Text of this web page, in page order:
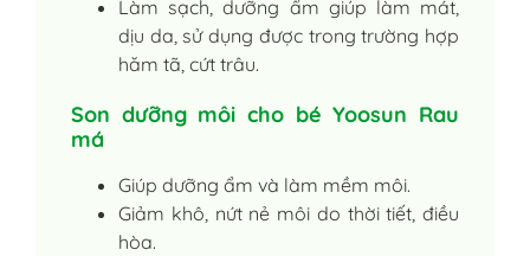
Làm sạch, dưỡng ẩm giúp làm mát,
dịu da, sử dụng được trong trường hợp
hăm tã, cứt trâu.
Son dưỡng môi cho bé Yoosun Rau
má
Giúp dưỡng ẩm và làm mềm môi.
Giảm khô, nứt nẻ môi do thời tiết, điều
hòa.